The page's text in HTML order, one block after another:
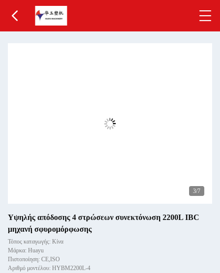
3/7
Υψηλής απόδοσης 4 στρώσεων συνεκτόνωση 2200L IBC
μηχανή σφυρομόρφωσης
Τόπος καταγωγής: Κίνα
Μάρκα: Huayu
Πιστοποίηση: CE,ISO
Αριθμό μοντέλου: HYBM2200L-4